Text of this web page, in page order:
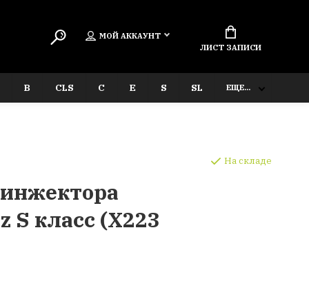
МОЙ АККАУНТ
ЛИСТ ЗАПИСИ
B CLS C E S SL ЕЩЕ...
S класс (X223
На складе